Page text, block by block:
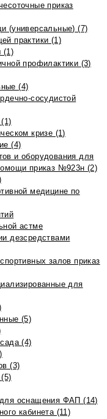
приказ
(универсальные) (7)
практики (1)
(1)
профилактики (3)
(4)
сосудистой
кризе (1)
(4)
и оборудования для
приказ №923н (2)
медицине по
астме
дезсредствами
залов приказ
для
(5)
(4)
(3)
оснащения ФАП (14)
кабинета (11)